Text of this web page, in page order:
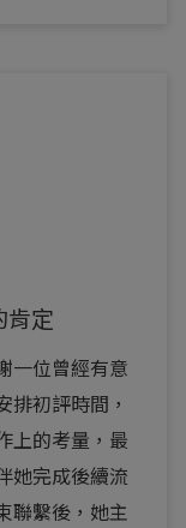
肯定
一位曾經有意
排初評時間，
上的考量，最
她完成後續流
聯繫後，她主